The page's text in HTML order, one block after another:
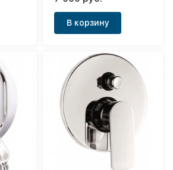
встраиваемый (с
внутренней частью) Mini
В корзину